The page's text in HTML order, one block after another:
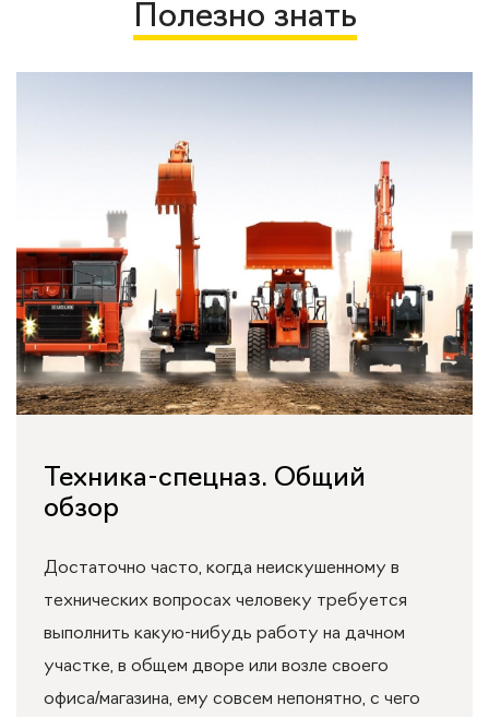
Полезно знать
Техника-спецназ. Общий
обзор
Достаточно часто, когда неискушенному в
технических вопросах человеку требуется
выполнить какую-нибудь работу на дачном
участке, в общем дворе или возле своего
офиса/магазина, ему совсем непонятно, с чего